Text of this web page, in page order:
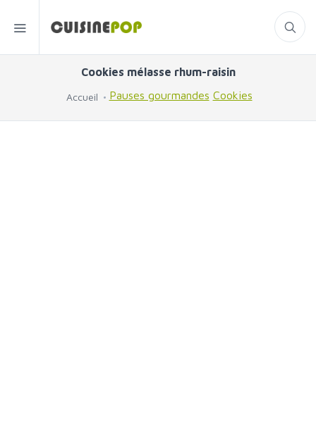
Cookies mélasse rhum-raisin
Accueil Pauses gourmandes Cookies